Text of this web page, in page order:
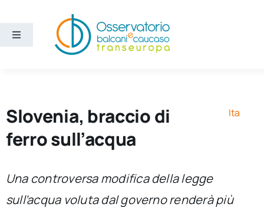
contenuto
Toggle
Ricerca e divulgazione
Sezioni
Slovenia, braccio di
ferro sull’acqua
Ita
Una controversa modifica della legge
sull’acqua voluta dal governo renderà più